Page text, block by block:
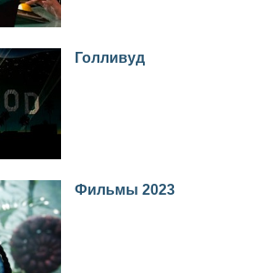
Голливуд
Фильмы 2023